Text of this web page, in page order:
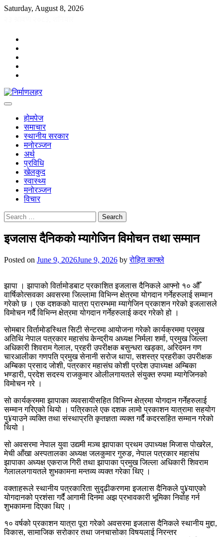
Skip
Saturday, August 8, 2026
होमपेज
समाचार
स्थानीय सरकार
मनोरञ्जन
अर्थ
प्रविधि
खेलकुद
स्वास्थ्य
मनोरञ्जन
विचार
Search
for:
इजलास दैनिकको म्यागेजिन विमोचन तथा सम्मान
Posted on June 9, 2026June 9, 2026 byरोहित काफ्ले
झापा । झापाको विर्तामोडबाट प्रकाशित इजलास दैनिकले आफ्नो १० औँ
वार्षिकोत्सवका अवसरमा जिल्लामा विभिन्न क्षेत्रमा योगदान गर्नेहरुलाई सम्मान
गरेको छ । एक दशकको यात्रा प्रारम्भमा म्यागेजिन प्रकाशन गरेको इजलासले
विमोचन गर्दै विभिन्न क्षेत्रमा योगदान गर्नेहरुलाई कदर गरेको हो ।
सोमबार विर्तामोडस्थित सिटी सेन्टरमा आयोजना गरेको कार्यक्रममा प्रमुख
अतिथि नेपाल पत्रकार महासंघ केन्द्रीय अध्यक्ष निर्मला शर्मा, प्रमुख जिल्ला
अधिकारी शिवराम गेलाल, प्रहरी उपरीक्षक बसुन्धरा खड्का, अरिदमन गण
चारआलीका गणपति प्रमुख सेनानी सरोज थापा, सशस्त्र प्रहरीका उपरीक्षक
अम्बिका प्रसाद जोशी, पत्रकार महासंघ कोशी प्रदेश उपाध्यक्ष अम्बिका
भण्डारी, प्रदेश सदस्य राजकुमार ओलीलगायतले संयुक्त रुपमा म्यागेजिनको
विमोचन गरे ।
सो कार्यक्रममा झापाका व्यवसायीसहित विभिन्न क्षेत्रमा योगदान गर्नेहरुलाई
सम्मान गरिएको थियो । पत्रिकाले एक दशक लामो प्रकाशन यात्रामा सहयोग
पु¥याउने व्यक्ति तथा संस्थाप्रति कृतज्ञता व्यक्त गर्दै कदरसहित सम्मान गरेको
थियो ।
सो अवसरमा नेपाल युवा उद्यमी मञ्च झापाका प्रथम उपाध्यक्ष मिजास पोखरेल,
मेची आँखा अस्पतालका अध्यक्ष जलकुमार गुरुङ, नेपाल पत्रकार महासंघ
झापाका अध्यक्ष एकराज गिरी तथा झापाका प्रमुख जिल्ला अधिकारी शिवराम
गेलाललगायतले शुभकामना मन्तव्य व्यक्त गरेका थिए ।
वक्ताहरूले स्थानीय पत्रकारिता सुदृढीकरणमा इजलास दैनिकले पु¥याएको
योगदानको प्रशंसा गर्दै आगामी दिनमा अझ प्रभावकारी भूमिका निर्वाह गर्न
शुभकामना दिएका थिए ।
१० वर्षको प्रकाशन यात्रा पूरा गरेको अवसरमा इजलास दैनिकले स्थानीय मुद्दा,
विकास, सामाजिक सरोकार तथा जनचासोका विषयलाई निरन्तर